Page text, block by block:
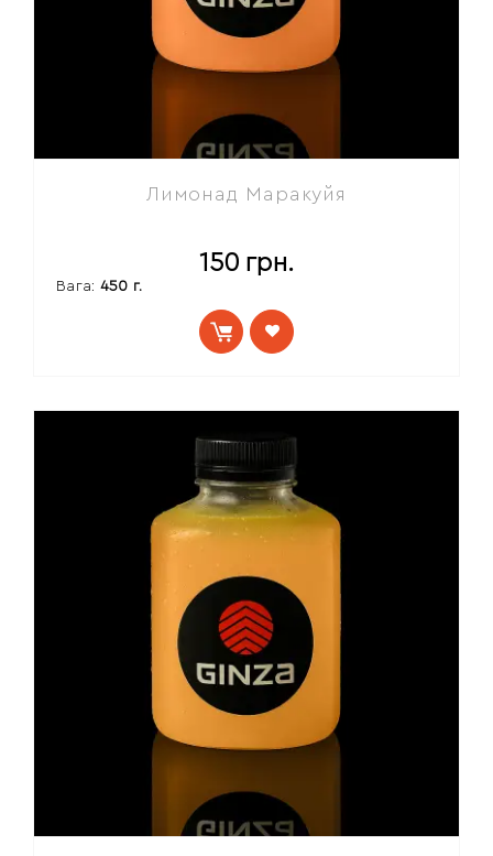
Лимонад Маракуйя
150 грн.
Вага: 450 г.